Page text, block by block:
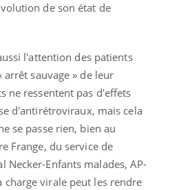
de son état de
l'attention des patients
sauvage » de leur
ne ressentent pas d'effets
d'antirétroviraux, mais cela
se passe rien, bien au
Frange, du service de
Enfants malades, AP-
charge virale peut les rendre